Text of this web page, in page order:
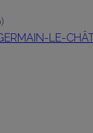
LE-